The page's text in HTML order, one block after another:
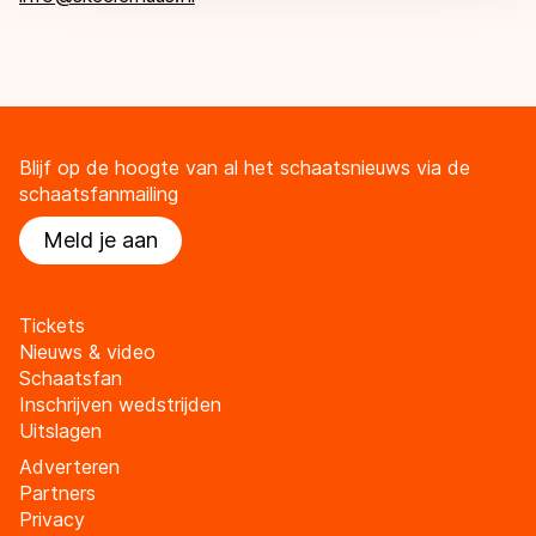
Blijf op de hoogte van al het schaatsnieuws via de
schaatsfanmailing
Meld je aan
Tickets
Nieuws & video
Schaatsfan
Inschrijven wedstrijden
Uitslagen
Adverteren
Partners
Privacy